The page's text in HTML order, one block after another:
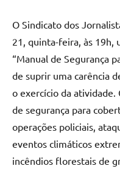
O Sindicato dos
21, quinta-feira, às 19h,
“Manual de Segurança
de suprir uma carência
o exercício da
de segurança para
operações policiais,
eventos climáticos
incêndios florestais de